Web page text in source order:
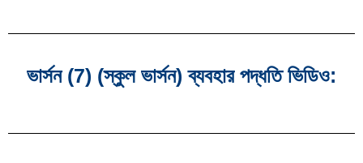
ভার্সন (7) (স্কুল ভার্সন) ব্যবহার পদ্ধতি ভিডিও: